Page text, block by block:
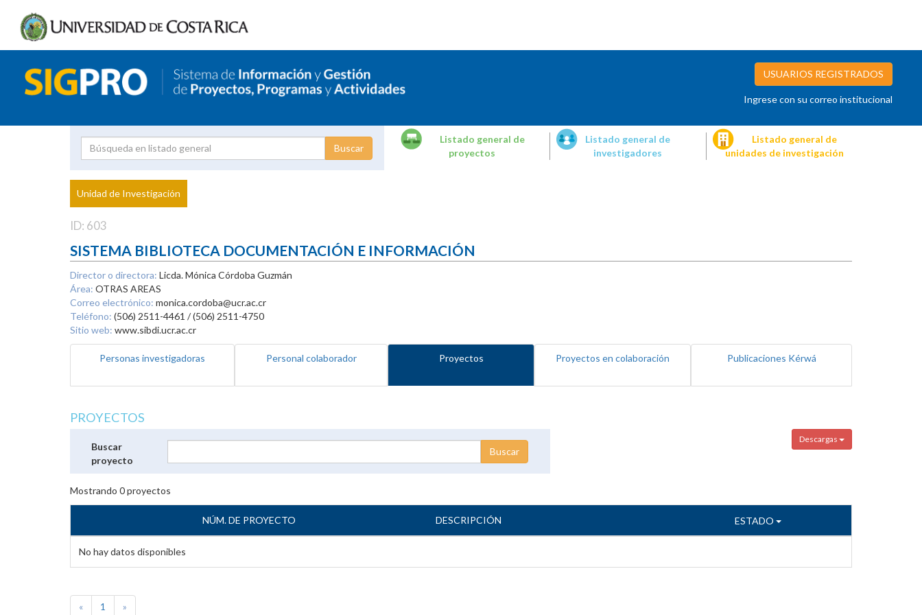
USUARIOS REGISTRADOS
Ingrese con su correo institucional
Proyecto
Investigador
Listado general de
proyectos
Listado general de
investigadores
Listado general de
unidades de investigación
Unidad de Investigación
ID: 603
SISTEMA BIBLIOTECA DOCUMENTACIÓN E INFORMACIÓN
Director o directora: Licda. Mónica Córdoba Guzmán
Área: OTRAS AREAS
Correo electrónico: monica.cordoba@ucr.ac.cr
Teléfono: (506) 2511-4461 / (506) 2511-4750
Sitio web: www.sibdi.ucr.ac.cr
Personas investigadoras Personal colaborador Proyectos Proyectos en colaboración Publicaciones Kérwá
PROYECTOS
Descargas
Buscar
proyecto
Mostrando 0proyectos
NÚM. DE PROYECTO DESCRIPCIÓN ESTADO
No hay datos disponibles
« 1 »